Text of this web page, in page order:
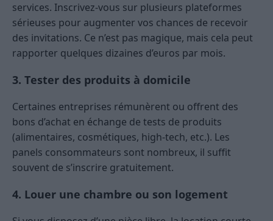
services. Inscrivez-vous sur plusieurs plateformes
sérieuses pour augmenter vos chances de recevoir
des invitations. Ce n’est pas magique, mais cela peut
rapporter quelques dizaines d’euros par mois.
3. Tester des produits à domicile
Certaines entreprises rémunèrent ou offrent des
bons d’achat en échange de tests de produits
(alimentaires, cosmétiques, high-tech, etc.). Les
panels consommateurs sont nombreux, il suffit
souvent de s’inscrire gratuitement.
4. Louer une chambre ou son logement